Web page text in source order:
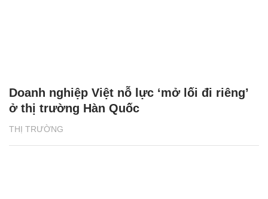
THỊ TRƯỜNG
Doanh nghiệp Việt nỗ lực ‘mở lối đi riêng’
ở thị trường Hàn Quốc